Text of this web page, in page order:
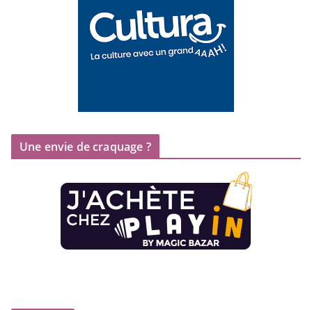
Une envie de craquage ?